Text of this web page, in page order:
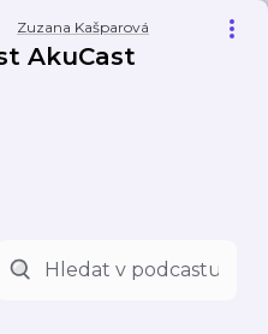
Zuzana Kašparová
AkuCast